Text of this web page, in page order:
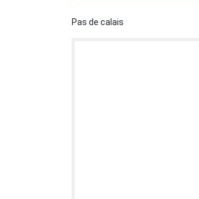
Pas de calais